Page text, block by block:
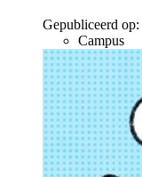
Gepubliceerd op:
Campus